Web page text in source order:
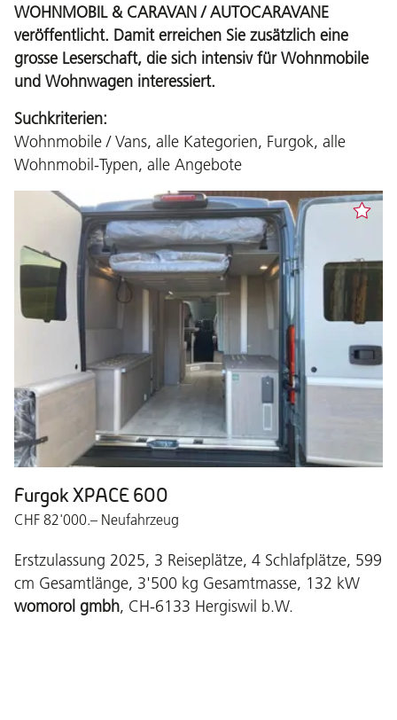
WOHNMOBIL & CARAVAN / AUTOCARAVANE
veröffentlicht. Damit erreichen Sie zusätzlich eine
grosse Leserschaft, die sich intensiv für Wohnmobile
und Wohnwagen interessiert.
Suchkriterien:
Wohnmobile / Vans, alle Kategorien, Furgok, alle
Wohnmobil-Typen, alle Angebote
Furgok XPACE 600
CHF 82'000.– Neufahrzeug
Erstzulassung 2025, 3 Reiseplätze, 4 Schlafplätze, 599
cm Gesamtlänge, 3'500 kg Gesamtmasse, 132 kW
womorol gmbh, CH-6133 Hergiswil b.W.